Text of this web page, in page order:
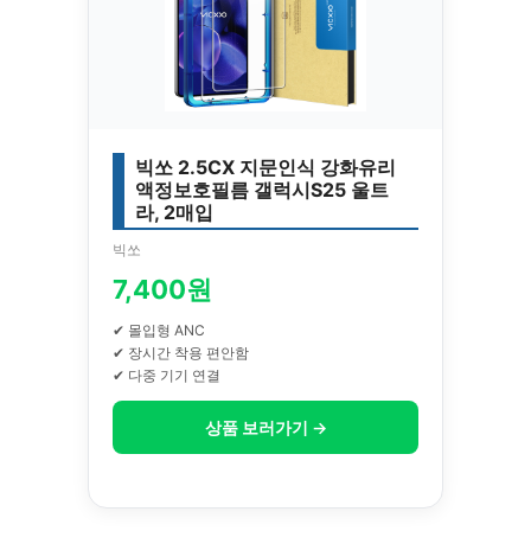
빅쏘 2.5CX 지문인식 강화유리
액정보호필름 갤럭시S25 울트
라, 2매입
빅쏘
7,400원
✔ 몰입형 ANC
✔ 장시간 착용 편안함
✔ 다중 기기 연결
상품 보러가기 →